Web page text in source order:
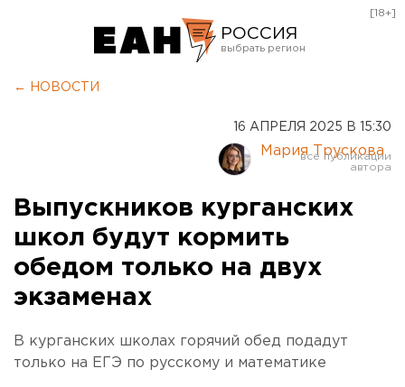
РОССИЯ
Курган
Оренбург
[18+]
← НОВОСТИ
16 АПРЕЛЯ 2025 В 15:30
Мария Трускова
Выпускников курганских
школ будут кормить
обедом только на двух
экзаменах
В курганских школах горячий обед подадут
только на ЕГЭ по русскому и математике